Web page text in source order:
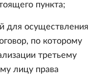
пункта;
для осуществления
по которому
третьему
лицу права